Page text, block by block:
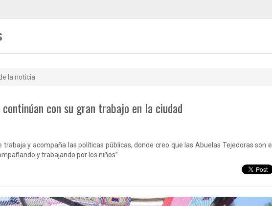
la noticia
continúan con su gran trabajo en la ciudad
trabaja y acompaña las políticas públicas, donde creo que las Abuelas Tejedoras son el
y trabajando por los niños”